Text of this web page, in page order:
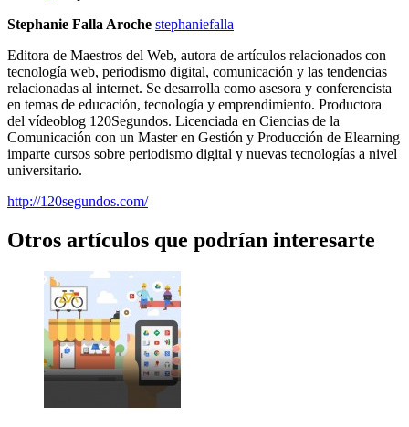
Stephanie Falla Aroche stephaniefalla
Editora de Maestros del Web, autora de artículos relacionados con
tecnología web, periodismo digital, comunicación y las tendencias
relacionadas al internet. Se desarrolla como asesora y conferencista
en temas de educación, tecnología y emprendimiento. Productora
del vídeoblog 120Segundos. Licenciada en Ciencias de la
Comunicación con un Master en Gestión y Producción de Elearning
imparte cursos sobre periodismo digital y nuevas tecnologías a nivel
universitario.
http://120segundos.com/
Otros artículos que podrían interesarte